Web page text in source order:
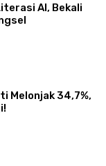
AI, Bekali
Melonjak 34,7%,